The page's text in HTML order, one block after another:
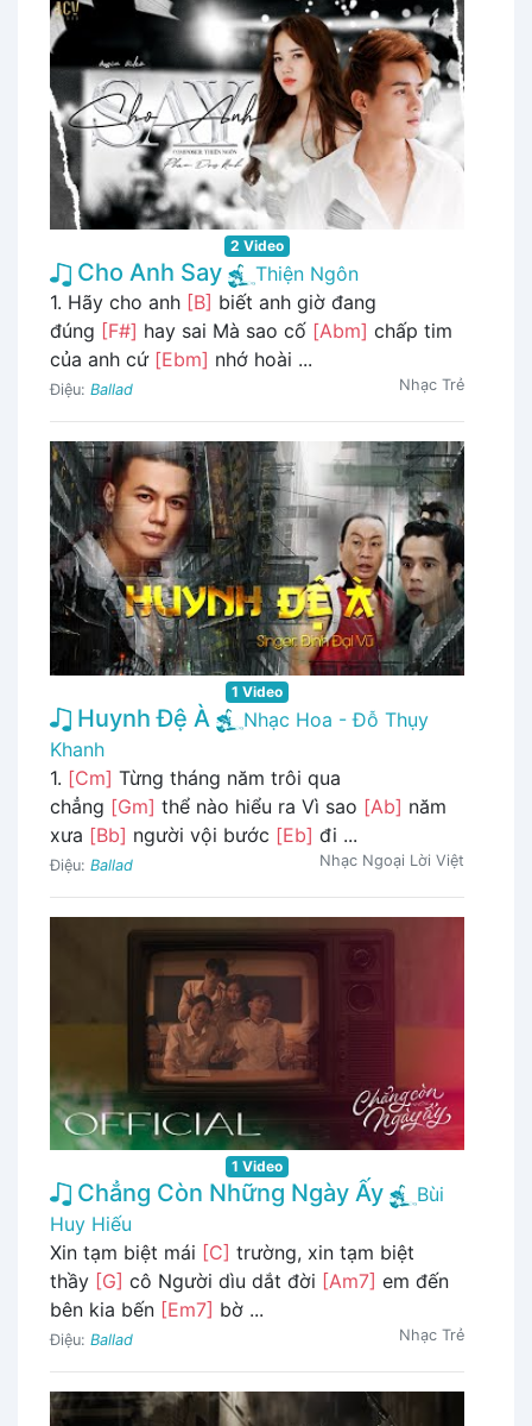
2 Video
Cho Anh Say
Thiện Ngôn
1. Hãy cho anh [B] biết anh giờ đang
đúng [F#] hay sai Mà sao cố [Abm] chấp tim
của anh cứ [Ebm] nhớ hoài ...
Điệu: Ballad Nhạc Trẻ
1 Video
Huynh Đệ À
Nhạc Hoa - Đỗ Thụy
Khanh
1. [Cm] Từng tháng năm trôi qua
chẳng [Gm] thể nào hiểu ra Vì sao [Ab] năm
xưa [Bb] người vội bước [Eb] đi ...
Điệu: Ballad Nhạc Ngoại Lời Việt
1 Video
Chẳng Còn Những Ngày Ấy
Bùi
Huy Hiếu
Xin tạm biệt mái [C] trường, xin tạm biệt
thầy [G] cô Người dìu dắt đời [Am7] em đến
bên kia bến [Em7] bờ ...
Điệu: Ballad Nhạc Trẻ